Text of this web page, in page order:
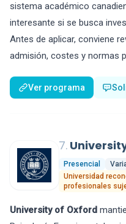
sistema académico
interesante si se busca
Antes de aplicar, conviene
admisión, costes y normas
Ver programa
7.
Presencial
Universidad
profesionales
University of Oxford